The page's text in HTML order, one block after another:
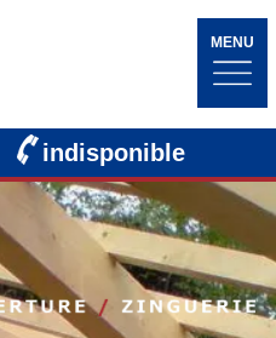
MENU
indisponible